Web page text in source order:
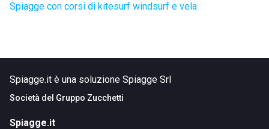
Spiagge con corsi di kitesurf windsurf e vela
Spiagge.it è una soluzione Spiagge Srl
Società del Gruppo Zucchetti
Spiagge.it